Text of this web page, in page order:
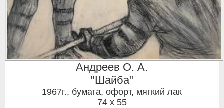
Андреев О. А.
"Шайба"
1967г., бумага, офорт, мягкий лак
74 x 55